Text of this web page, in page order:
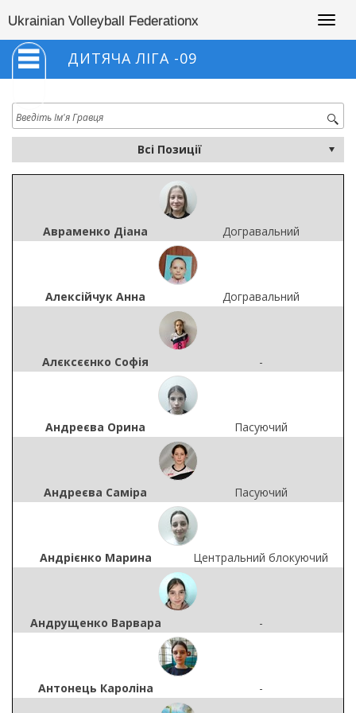
Ukrainian Volleyball Federationx
ДИТЯЧА ЛІГА -09
Авраменко Діана Догравальний
Алексійчук Анна Догравальний
Алєксєєнко Софія -
Андреєва Орина Пасуючий
Андреєва Саміра Пасуючий
Андрієнко Марина Центральний блокуючий
Андрущенко Варвара -
Антонець Кароліна -